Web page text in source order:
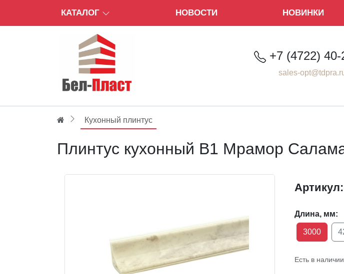
КАТАЛОГ НОВОСТИ НОВИНКИ
+7 (4722) 40-
sales-
Кухонный плинтус
Плинтус кухонный В1 Мрамор
Артикул:
Длина, мм:
3000
Есть в наличии